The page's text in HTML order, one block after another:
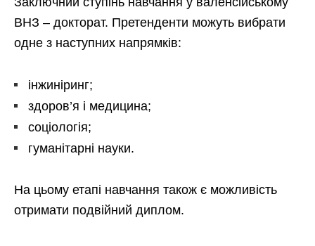
ВНЗ – докторат. Претенденти можуть вибрати
одне з наступних напрямків:
інжиніринг;
здоров’я і медицина;
соціологія;
гуманітарні науки.
На цьому етапі навчання також є можливість
отримати подвійний диплом.